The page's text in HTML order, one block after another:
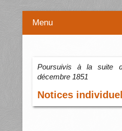
Menu
Poursuivis à la suite
décembre 1851
Notices